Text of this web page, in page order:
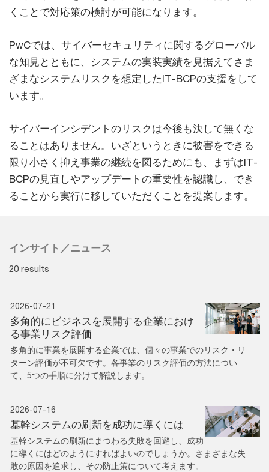
くことで対応策の検討が可能になります。
PwCでは、サイバーセキュリティに関するグローバル
な知見とともに、システムの実装実績を見据えてさま
ざまなシステムリスクを想定したIT-BCPの支援をして
います。
サイバーインシデントのリスクは今後も決して無くな
ることはありません。いざというときに被害をできる
限り小さく抑え事業の継続を図るためにも、まずはIT-
BCPの見直しやアップデートの重要性を認識し、でき
ることから実行に移していただくことを提案します。
インサイト／ニュース
20 results
2026-07-21
多角的にビジネスを展開する企業におけ
る事業リスク評価
多角的に事業を展開する企業では、個々の事業でのリスク・リ
ターン評価が不可欠です。各事業のリスク評価の方法につい
て、5つの手順に分けて解説します。
2026-07-16
基幹システムの刷新を成功に導くには
基幹システムの刷新にまつわる失敗を回避し、成功
に導くにはどのようにすればよいのでしょうか。さまざまな失
敗の原因を追求し、その防止策について考えます。